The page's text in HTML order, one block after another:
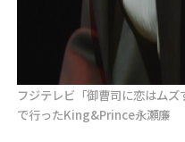
フジテレビ「御曹司に恋はム
で行ったKing&Prince永瀬廉